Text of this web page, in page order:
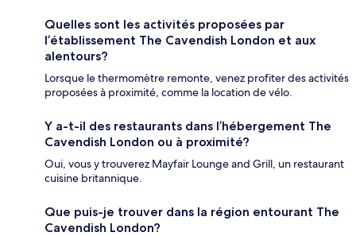
Quelles sont les activités proposées par
l’établissement The Cavendish London et aux
alentours?
Lorsque le thermomètre remonte, venez profiter des activités
proposées à proximité, comme la location de vélo.
Y a-t-il des restaurants dans l’hébergement The
Cavendish London ou à proximité?
Oui, vous y trouverez Mayfair Lounge and Grill, un restaurant
cuisine britannique.
Que puis-je trouver dans la région entourant The
Cavendish London?